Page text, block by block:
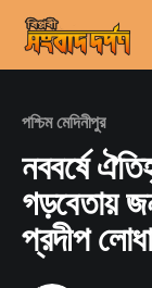
পশ্চিম মেদিনীপুর
নববর্ষে
গড়বেতায়
প্রদীপ